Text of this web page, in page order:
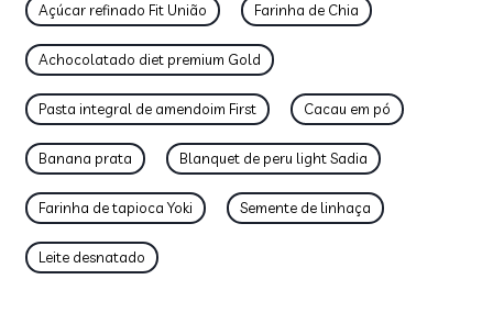
Açúcar refinado Fit União Farinha de Chia
Achocolatado diet premium Gold
Pasta integral de amendoim First Cacau em pó
Banana prata Blanquet de peru light Sadia
Farinha de tapioca Yoki Semente de linhaça
Leite desnatado